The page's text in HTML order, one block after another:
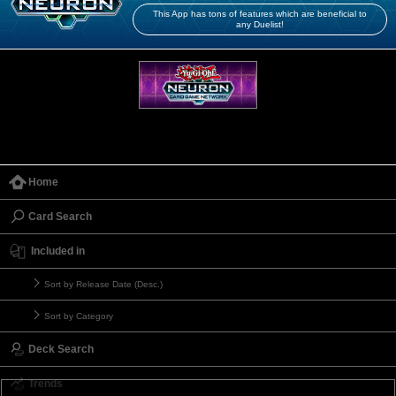
This App has tons of features which are beneficial to
any Duelist!
Home
Card Search
Included in
Sort by Release Date (Desc.)
Sort by Category
Deck Search
Trends